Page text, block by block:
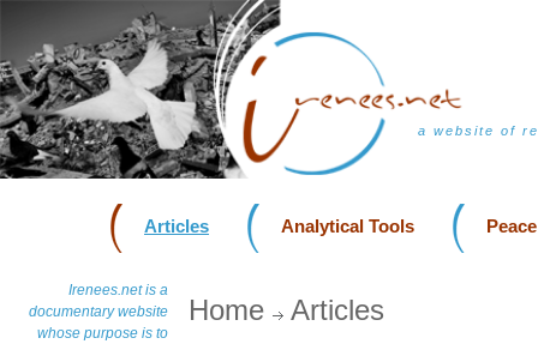
a website of
Articles Analytical Tools
Irenees.net is a
documentary website
whose purpose is to
Home Articles